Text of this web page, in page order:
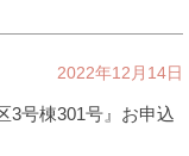
2022年12月14日
3号棟301号』お申込